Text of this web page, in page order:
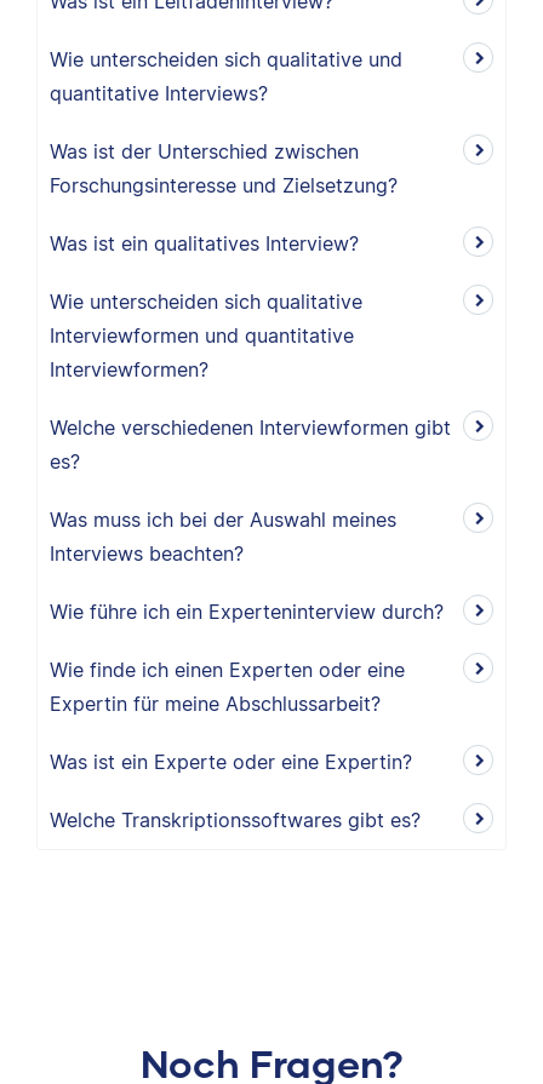
Wie unterscheiden sich qualitative und
quantitative Interviews?
Was ist der Unterschied zwischen
Forschungsinteresse und Zielsetzung?
Was ist ein qualitatives Interview?
Wie unterscheiden sich qualitative
Interviewformen und quantitative
Interviewformen?
Welche verschiedenen Interviewformen gibt
es?
Was muss ich bei der Auswahl meines
Interviews beachten?
Wie führe ich ein Experteninterview durch?
Wie finde ich einen Experten oder eine
Expertin für meine Abschlussarbeit?
Was ist ein Experte oder eine Expertin?
Welche Transkriptionssoftwares gibt es?
Noch Fragen?